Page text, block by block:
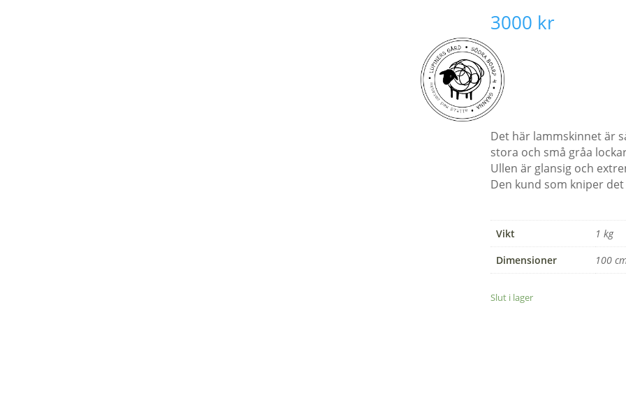
3000 kr
Det här lammskinnet är
stora och små gråa
Ullen är glansig och
Den kund som kniper
Vikt
1 kg
Dimensioner
100
Slut i lager